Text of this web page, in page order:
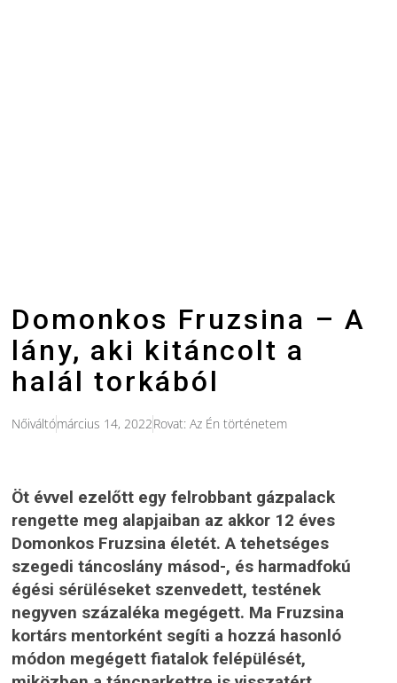
Domonkos Fruzsina – A
lány, aki kitáncolt a
halál torkából
Nőiváltómárcius 14, 2022Rovat:Az Én történetem
Öt évvel ezelőtt egy felrobbant gázpalack
rengette meg alapjaiban az akkor 12 éves
Domonkos Fruzsina életét. A tehetséges
szegedi táncoslány másod-, és harmadfokú
égési sérüléseket szenvedett, testének
negyven százaléka megégett. Ma Fruzsina
kortárs mentorként segíti a hozzá hasonló
módon megégett fiatalok felépülését,